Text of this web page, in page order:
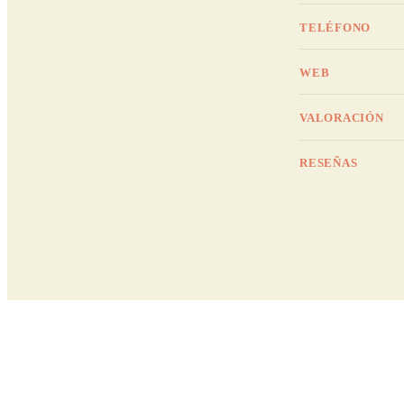
TELÉFONO
WEB
VALORACIÓN
RESEÑAS